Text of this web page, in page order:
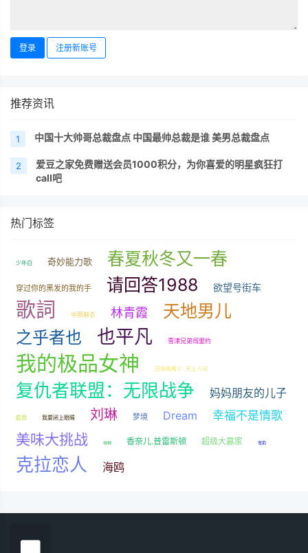
登录 注册新账号
推荐资讯
1 中国十大帅哥总裁盘点 中国最帅总裁是谁 美男总裁盘点
2
爱豆之家免费赠送会员1000积分，为你喜爱的明星疯狂打
call吧
热门标签
少年白 奇妙能力歌 春夏秋冬又一春
穿过你的黑发的我的手 请回答1988 欲望号街车
歌詞 中原麻衣 林青霞 天地男儿
之乎者也 也平凡 雪津兄弟闯里约
我的极品女神 还珠格格3：天上人间
复仇者联盟：无限战争 妈妈朋友的儿子
趁我 我要闭上眼睛 刘琳 梦境 Dream 幸福不是情歌
美味大挑战 夺帅 香奈儿.普雷斯顿 超级大赢家 雪莉
克拉恋人 海鸥